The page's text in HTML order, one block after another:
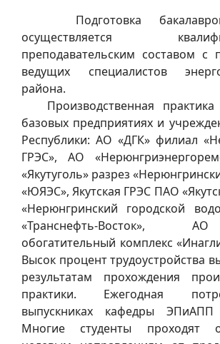
Подготовка бакалавров-
осуществляется
преподавательским составом с
ведущих специалистов
района.
Производственная практика
базовых предприятиях и
Республики: АО «ДГК» филиал
ГРЭС», АО
«Якутуголь» разрез
«ЮЯЭС», Якутская ГРЭС ПАО
«Нерюнгринский городской
«Транснефть-Восток»,
обогатительный комплекс
Высок процент трудоустройства
результатам прохождения
практики. Ежегодная
выпускниках кафедры ЭПиАПП
Многие студенты проходят